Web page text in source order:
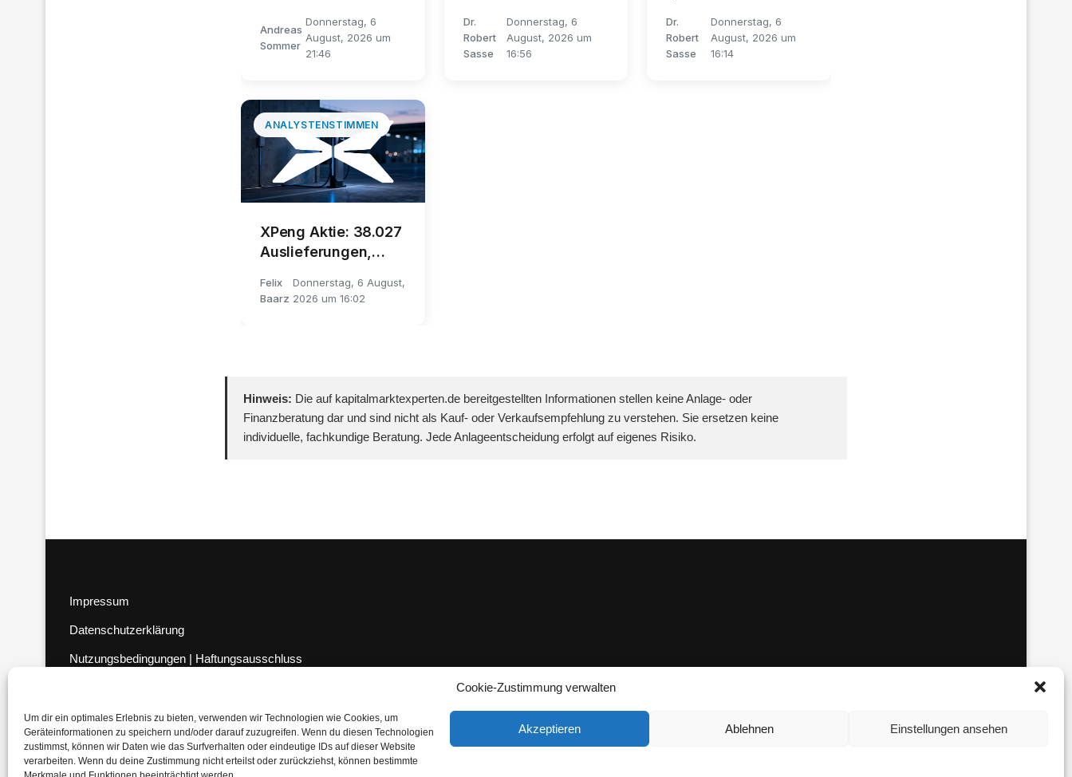
Cookie-Zustimmung verwalten
Um dir ein optimales Erlebnis zu bieten, verwenden wir Technologien wie Cookies, um
Geräteinformationen zu speichern und/oder darauf zuzugreifen. Wenn du diesen Technologien
zustimmst, können wir Daten wie das Surfverhalten oder eindeutige IDs auf dieser Website
verarbeiten. Wenn du deine Zustimmung nicht erteilst oder zurückziehst, können bestimmte
Akzeptieren Ablehnen Einstellungen ansehen
Andreas
Sommer
Donnerstag, 6
August, 2026 um
21:46
Dr.
Robert
Sasse
Donnerstag, 6
August, 2026 um
16:56
Dr.
Robert
Sasse
Donnerstag, 6
August, 2026 um
16:14
ANALYSTENSTIMMEN
XPeng Aktie: 38.027
Auslieferungen,
Rückgang
Felix
Baarz
Donnerstag, 6 August,
2026 um 16:02
Hinweis: Die auf kapitalmarktexperten.de bereitgestellten Informationen stellen keine Anlage- oder
Finanzberatung dar und sind nicht als Kauf- oder Verkaufsempfehlung zu verstehen. Sie ersetzen keine
individuelle, fachkundige Beratung. Jede Anlageentscheidung erfolgt auf eigenes Risiko.
Impressum
Datenschutzerklärung
Nutzungsbedingungen | Haftungsausschluss
Compliance Regeln|AGB
Abo kündigen
Venezuela Anleihen